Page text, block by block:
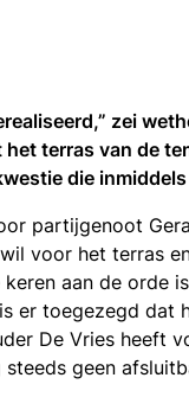
zei
terras van de
die
partijgenoot
voor het terras
aan de orde
er toegezegd dat
De Vries heeft
geen